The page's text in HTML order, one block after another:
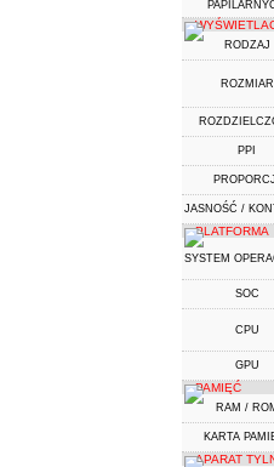
RODZAJ
ROZMIAR
PPI
PROPORCJI
JASNOŚĆ /
PLATFORMA
SYSTEM
SOC
CPU
GPU
PAMIĘĆ
RAM /
KARTA
APARAT